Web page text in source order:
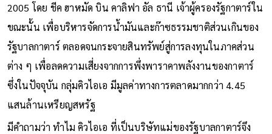
2005 โดย ชีค ฮาหมัด บิน คาลิฟา อัล ธานี เจ้าผู้ครองรัฐกาตาร์ใน
ขณะนั้น เพื่อบริหารจัดการน้ำมันและก๊าซธรรมชาติส่วนเกินของ
รัฐบาลกาตาร์ ตลอดจนกระจายสินทรัพย์สู่การลงทุนในภาคส่วน
ต่าง ๆ เพื่อลดความเสี่ยงจากการพึ่งพาราคาพลังงานของกาตาร์
ซึ่งในปัจจุบัน กลุ่มคิวไอเอ มีมูลค่าทางการตลาดมากกว่า 4.45
แสนล้านเหรียญสหรัฐ
มีคำถามว่า ทำไม คิวไอเอ ที่เป็นบริษัทแม่ของรัฐบาลกาตาร์จึง